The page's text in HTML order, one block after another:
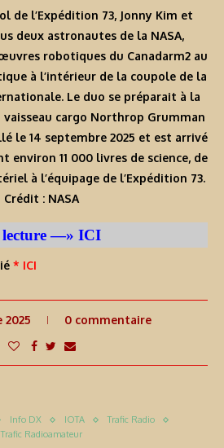
de l’Expédition 73, Jonny Kim et
deux astronautes de la NASA,
robotiques du Canadarm2 au
à l’intérieur de la coupole de la
Le duo se préparait à la
cargo Northrop Grumman
le 14 septembre 2025 et est arrivé
environ 11 000 livres de science, de
à l’équipage de l’Expédition 73.
Crédit : NASA
lecture —» ICI
* ICI
2025 0 commentaire
Info DX IOTA
Trafic Radio
Trafic Radioamateur